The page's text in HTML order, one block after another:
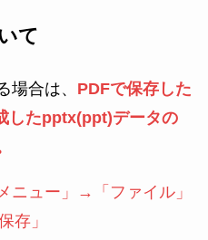
て
場合は、 PDFで保存した
したpptx(ppt)データの
ニュー」→「ファイル」
存」